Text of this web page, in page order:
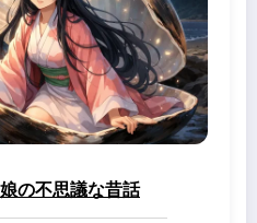
の不思議な昔話